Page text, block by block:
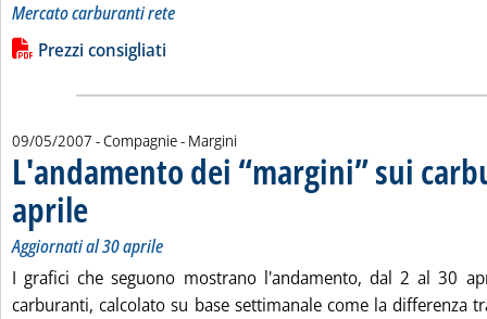
Mercato carburanti rete
Leggi tutta la notizia: 'Variazioni in €/lt dei “prezzi
Lista allegati PDF alla notizia
Prezzi consigliati
09/05/2007 - Compagnie - Margini
L'andamento dei “margini” sui
aprile . Pubblicata mercoledì 09 maggio 2007 alle 15.38.
Aggiornati al 30 aprile
I grafici che seguono mostrano l'andamento, dal 2 al 30
carburanti, calcolato su base settimanale come la differenza